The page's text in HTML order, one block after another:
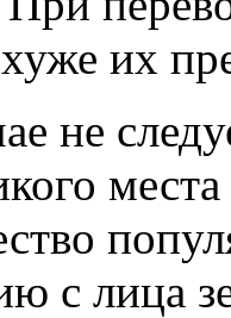
их
не
с лица